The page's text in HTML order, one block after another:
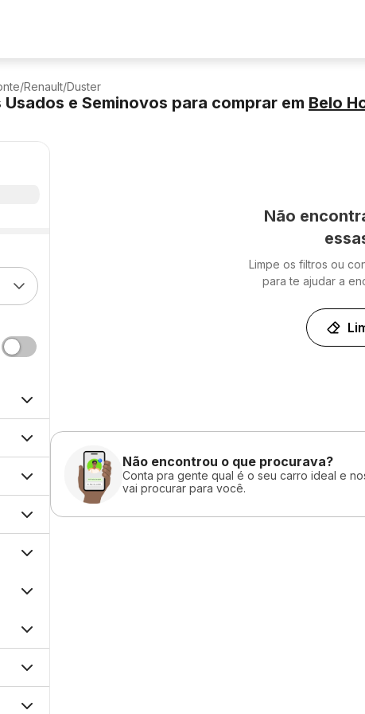
/Renault/Duster
e Seminovos para comprar em Belo
Não
Limpe os filtros ou
para te ajudar a
Não encontrou o que procurava?
Conta pra gente qual é o seu carro ideal e
vai procurar para você.